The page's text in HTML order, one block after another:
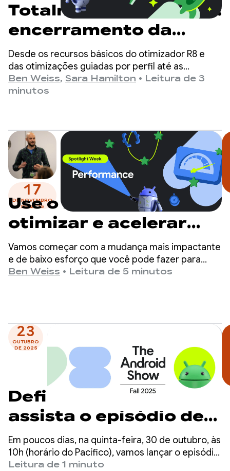
Totalmente otimizado:
encerramento da
Semana de destaque
do desempenho
Desde os recursos básicos do otimizador R8 e
das otimizações guiadas por perfil até as
melhorias de desempenho com o Jetpack
Compose e um novo guia sobre como melhorar o
criar um app eficiente.
Ben Weiss, Sara Hamilton • Leitura de 3
minutos
17
DE NOVEMBRO
DE 2025
Use o R8 para reduzir,
otimizar e acelerar
seu app
Vamos começar com a mudança mais impactante
e de baixo esforço que você pode fazer para
melhorar o desempenho do seu app: ativar o
Ben Weiss • Leitura de 5 minutos
23
OUTUBRO
DE 2025
Defina um lembrete:
assista o episódio de
outono do The
Android Show, ao vivo
Em poucos dias, na quinta-feira, 30 de outubro, às
10h (horário do Pacífico), vamos lançar o episódio
de outono do The Android Show no YouTube e em
Leitura de 1 minuto